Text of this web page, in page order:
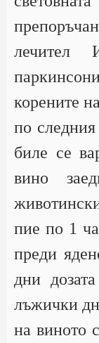
лечител
корените
по
биле се
вино
пие по 1
преди
дни
лъжички
на виното